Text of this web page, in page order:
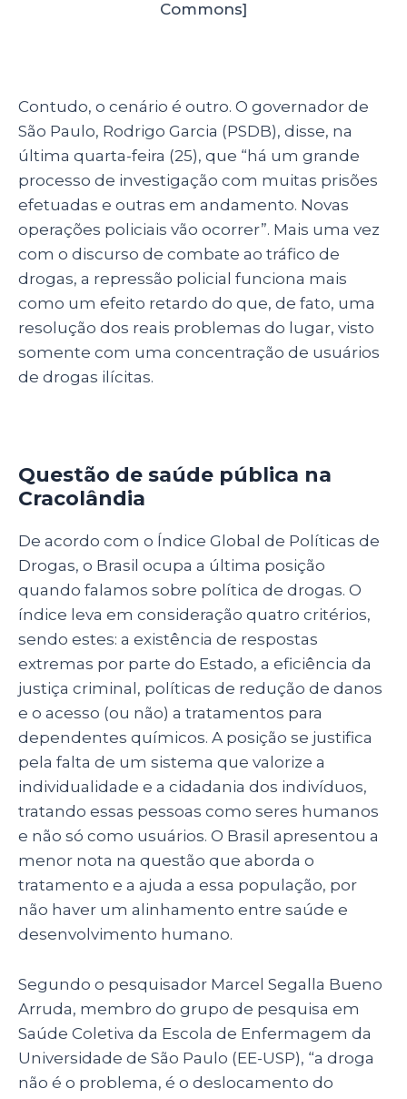
Commons]
Contudo, o cenário é outro. O governador de
São Paulo, Rodrigo Garcia (PSDB), disse, na
última quarta-feira (25), que “há um grande
processo de investigação com muitas prisões
efetuadas e outras em andamento. Novas
operações policiais vão ocorrer”. Mais uma vez
com o discurso de combate ao tráfico de
drogas, a repressão policial funciona mais
como um efeito retardo do que, de fato, uma
resolução dos reais problemas do lugar, visto
somente com uma concentração de usuários
de drogas ilícitas.
Questão de saúde pública na
Cracolândia
De acordo com o Índice Global de Políticas de
Drogas, o Brasil ocupa a última posição
quando falamos sobre política de drogas. O
índice leva em consideração quatro critérios,
sendo estes: a existência de respostas
extremas por parte do Estado, a eficiência da
justiça criminal, políticas de redução de danos
e o acesso (ou não) a tratamentos para
dependentes químicos. A posição se justifica
pela falta de um sistema que valorize a
individualidade e a cidadania dos indivíduos,
tratando essas pessoas como seres humanos
e não só como usuários. O Brasil apresentou a
menor nota na questão que aborda o
tratamento e a ajuda a essa população, por
não haver um alinhamento entre saúde e
desenvolvimento humano.
Segundo o pesquisador Marcel Segalla Bueno
Arruda, membro do grupo de pesquisa em
Saúde Coletiva da Escola de Enfermagem da
Universidade de São Paulo (EE-USP), “a droga
não é o problema, é o deslocamento do